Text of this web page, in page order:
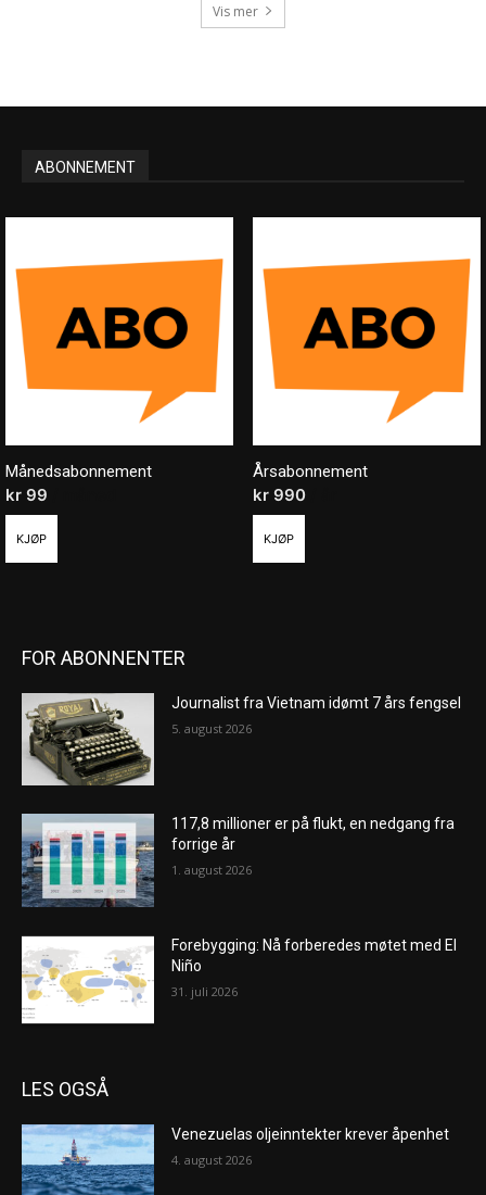
Vis mer
ABONNEMENT
Månedsabonnement
kr 99
KJØP
Årsabonnement
kr990
KJØP
FOR ABONNENTER
Journalist fra Vietnam idømt 7 års fengsel
5. august 2026
117,8 millioner er på flukt, en nedgang fra
forrige år
1. august 2026
Forebygging: Nå forberedes møtet med El
Niño
31. juli 2026
LES OGSÅ
Venezuelas oljeinntekter krever åpenhet
4. august 2026